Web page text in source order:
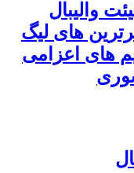
والیبال
های لیگ
های اعزامی